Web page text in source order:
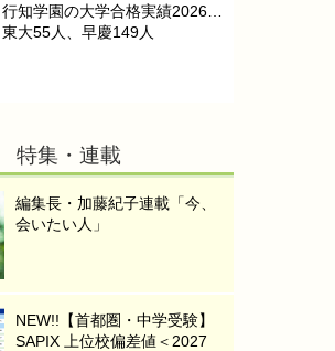
行知学園の大学合格実績2026…
東大55人、早慶149人
特集・連載
編集長・加藤紀子連載「今、
会いたい人」
NEW!!【首都圏・中学受験】
SAPIX 上位校偏差値＜2027